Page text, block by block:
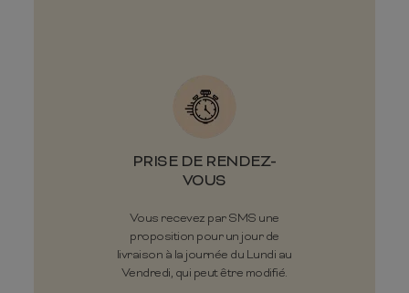
PRISE DE RENDEZ-
VOUS
Vous recevez par SMS une
proposition pour un jour de
livraison à la journée du Lundi au
Vendredi, qui peut être modifié.